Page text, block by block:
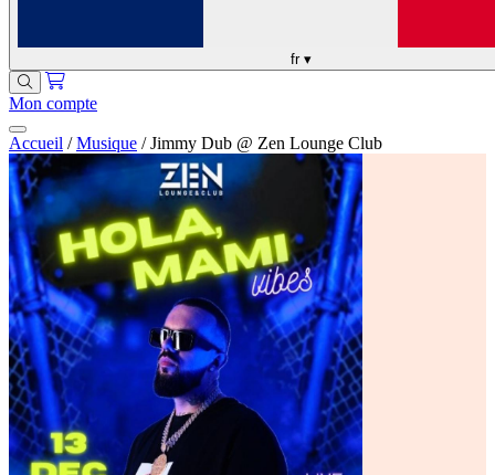
fr ▾
Mon compte
Accueil / Musique / Jimmy Dub @ Zen Lounge Club